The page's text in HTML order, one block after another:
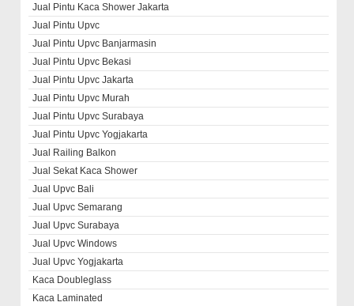
Jual Pintu Kaca Shower Jakarta
Jual Pintu Upvc
Jual Pintu Upvc Banjarmasin
Jual Pintu Upvc Bekasi
Jual Pintu Upvc Jakarta
Jual Pintu Upvc Murah
Jual Pintu Upvc Surabaya
Jual Pintu Upvc Yogjakarta
Jual Railing Balkon
Jual Sekat Kaca Shower
Jual Upvc Bali
Jual Upvc Semarang
Jual Upvc Surabaya
Jual Upvc Windows
Jual Upvc Yogjakarta
Kaca Doubleglass
Kaca Laminated